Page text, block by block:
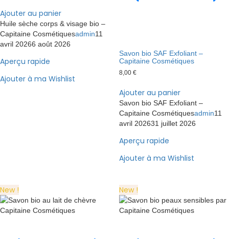
Ajouter au panier
Huile sèche corps & visage bio –
Capitaine Cosmétiquesadmin11
avril 20266 août 2026
Aperçu rapide
Ajouter à ma Wishlist
Savon bio SAF Exfoliant –
Capitaine Cosmétiques
8,00 €
Ajouter au panier
Savon bio SAF Exfoliant –
Capitaine Cosmétiquesadmin11
avril 202631 juillet 2026
Aperçu rapide
Ajouter à ma Wishlist
New ! New !